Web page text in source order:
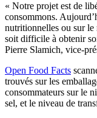
« Notre projet est de
consommons.
nutritionnelles ou sur le
soit difficile à obtenir
Pierre Slamich, vice-
Open Food Facts
trouvés sur les
consommateurs sur le
sel, et le niveau de